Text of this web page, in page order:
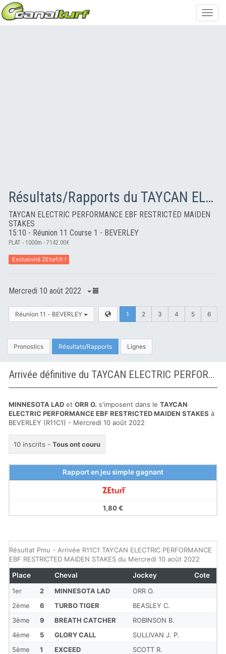
Résultats/Rapports du TAYCAN ELECTRIC PERFORMANCE EBF RESTRICTED MAIDEN STAKES
TAYCAN ELECTRIC PERFORMANCE EBF RESTRICTED MAIDEN
STAKES
15:10 - Réunion 11 Course 1 - BEVERLEY
PLAT - 1000m - 7142.00€
Exclusivité ZEturf.fr !
Mercredi 10 août 2022
Réunion 11 - BEVERLEY 1 2 3 4 5 6
Pronostics Résultats/Rapports Lignes
Arrivée définitive du TAYCAN ELECTRIC PERFORMANCE EBF RESTRICTED MAIDEN STAKES à BEVERLEY
MINNESOTA LAD et ORR O. s'imposent dans le TAYCAN
ELECTRIC PERFORMANCE EBF RESTRICTED MAIDEN STAKES à
BEVERLEY (R11C1) - Mercredi 10 août 2022
10 inscrits - Tous ont couru
Rapport en jeu simple gagnant
1,80 €
Résultat Pmu - Arrivée R11C1 TAYCAN ELECTRIC PERFORMANCE
EBF RESTRICTED MAIDEN STAKES du Mercredi 10 août 2022
1er 2 MINNESOTA LAD
ORR O.
2ème
6 TURBO TIGER
BEASLEY C.
3ème
9 BREATH CATCHER
ROBINSON B.
4ème
5 GLORY CALL
SULLIVAN J. P.
5ème
1 EXCEED
SCOTT R.
Place Cheval Jockey Cote